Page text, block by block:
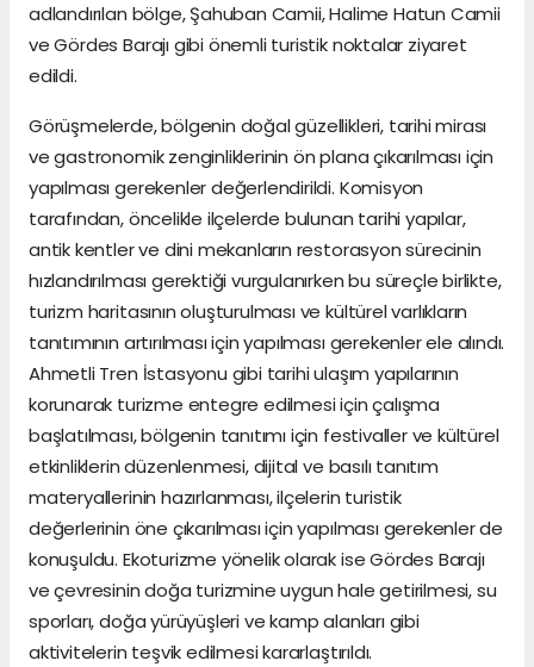
adlandırılan bölge, Şahuban Camii, Halime Hatun Camii
ve Gördes Barajı gibi önemli turistik noktalar ziyaret
edildi.
Görüşmelerde, bölgenin doğal güzellikleri, tarihi mirası
ve gastronomik zenginliklerinin ön plana çıkarılması için
yapılması gerekenler değerlendirildi. Komisyon
tarafından, öncelikle ilçelerde bulunan tarihi yapılar,
antik kentler ve dini mekanların restorasyon sürecinin
hızlandırılması gerektiği vurgulanırken bu süreçle birlikte,
turizm haritasının oluşturulması ve kültürel varlıkların
tanıtımının artırılması için yapılması gerekenler ele alındı.
Ahmetli Tren İstasyonu gibi tarihi ulaşım yapılarının
korunarak turizme entegre edilmesi için çalışma
başlatılması, bölgenin tanıtımı için festivaller ve kültürel
etkinliklerin düzenlenmesi, dijital ve basılı tanıtım
materyallerinin hazırlanması, ilçelerin turistik
değerlerinin öne çıkarılması için yapılması gerekenler de
konuşuldu. Ekoturizme yönelik olarak ise Gördes Barajı
ve çevresinin doğa turizmine uygun hale getirilmesi, su
sporları, doğa yürüyüşleri ve kamp alanları gibi
aktivitelerin teşvik edilmesi kararlaştırıldı.